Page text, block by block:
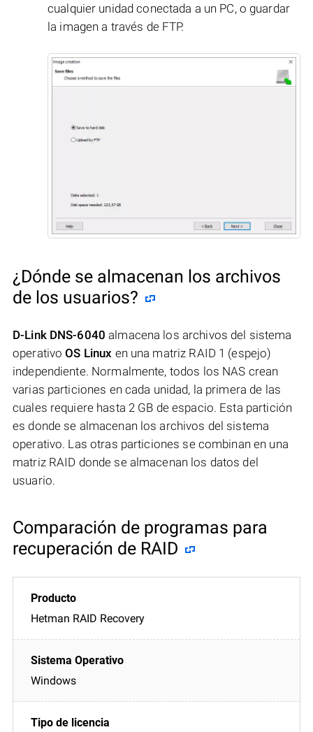
cualquier unidad conectada a un PC, o guardar
la imagen a través de FTP.
¿Dónde se almacenan los archivos
de los usuarios?
D-Link DNS-6040 almacena los archivos del sistema
operativoOS Linux en una matriz RAID 1 (espejo)
independiente. Normalmente, todos los NAS crean
varias particiones en cada unidad, la primera de las
cuales requiere hasta 2 GB de espacio. Esta partición
es donde se almacenan los archivos del sistema
operativo. Las otras particiones se combinan en una
matriz RAID donde se almacenan los datos del
usuario.
Comparación de programas para
recuperación de RAID
Hetman RAID Recovery
Windows